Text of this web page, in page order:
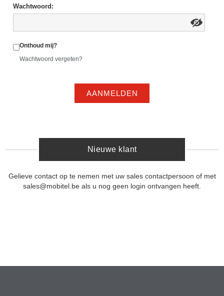
Wachtwoord:
Onthoud mij?
Wachtwoord vergeten?
AANMELDEN
Nieuwe klant
Gelieve contact op te nemen met uw sales contactpersoon of met
sales@mobitel.be als u nog geen login ontvangen heeft.